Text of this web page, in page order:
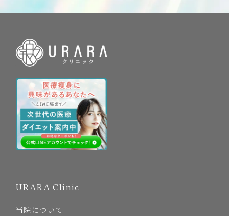
URARA Clinic
当院について